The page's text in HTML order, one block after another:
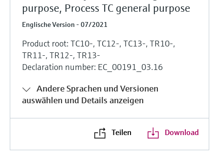
purpose, Process TC general purpose
Englische Version - 07/2021
Product root: TC10-, TC12-, TC13-, TR10-,
TR11-, TR12-, TR13-
Declaration number: EC_00191_03.16
Andere Sprachen und Versionen
auswählen und Details anzeigen
Teilen Download